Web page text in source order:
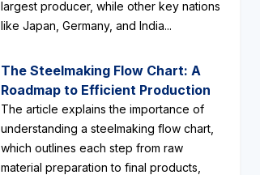
largest producer, while other key nations
like Japan, Germany, and India...
The Steelmaking Flow Chart: A
Roadmap to Efficient Production
The article explains the importance of
understanding a steelmaking flow chart,
which outlines each step from raw
material preparation to final products,